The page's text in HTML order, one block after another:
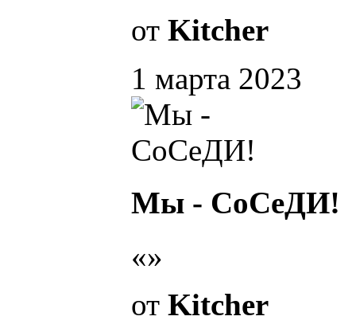
от Kitcher
1 марта 2023
Мы - СоСеДИ!
«»
от Kitcher